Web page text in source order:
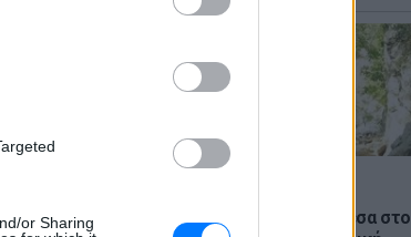
or Sharing
περπατήσεις κυριολεκτικά μέσα στο